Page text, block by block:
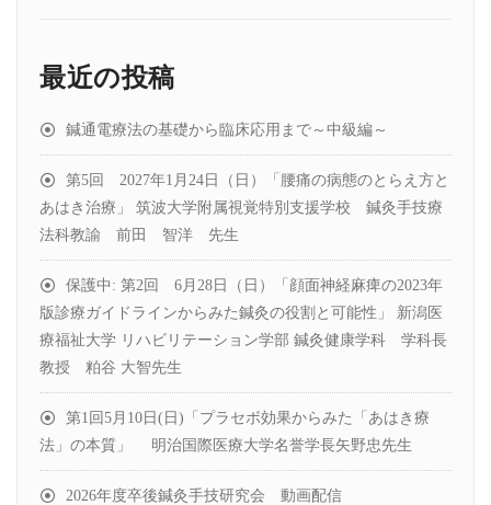
最近の投稿
鍼通電療法の基礎から臨床応用まで～中級編～
第5回 2027年1月24日（日）「腰痛の病態のとらえ方と
あはき治療」 筑波大学附属視覚特別支援学校 鍼灸手技療
法科教諭 前田 智洋 先生
保護中: 第2回 6月28日（日）「顔面神経麻痺の2023年
版診療ガイドラインからみた鍼灸の役割と可能性」 新潟医
療福祉大学 リハビリテーション学部 鍼灸健康学科 学科長
教授 粕谷 大智先生
第1回5月10日(日)「プラセボ効果からみた「あはき療
法」の本質」 明治国際医療大学名誉学長矢野忠先生
2026年度卒後鍼灸手技研究会 動画配信